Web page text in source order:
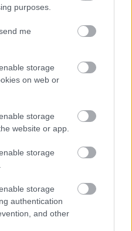
purposes.
me
storage
on web or
storage
website or app.
storage
storage
authentication
and other
11:00
elkészült és készülő
elhalasztottak a
16:00
A Disney leállította majd
20:00
miatt
a Shang-Chi film
18:00
reagált a vádra, miszerint